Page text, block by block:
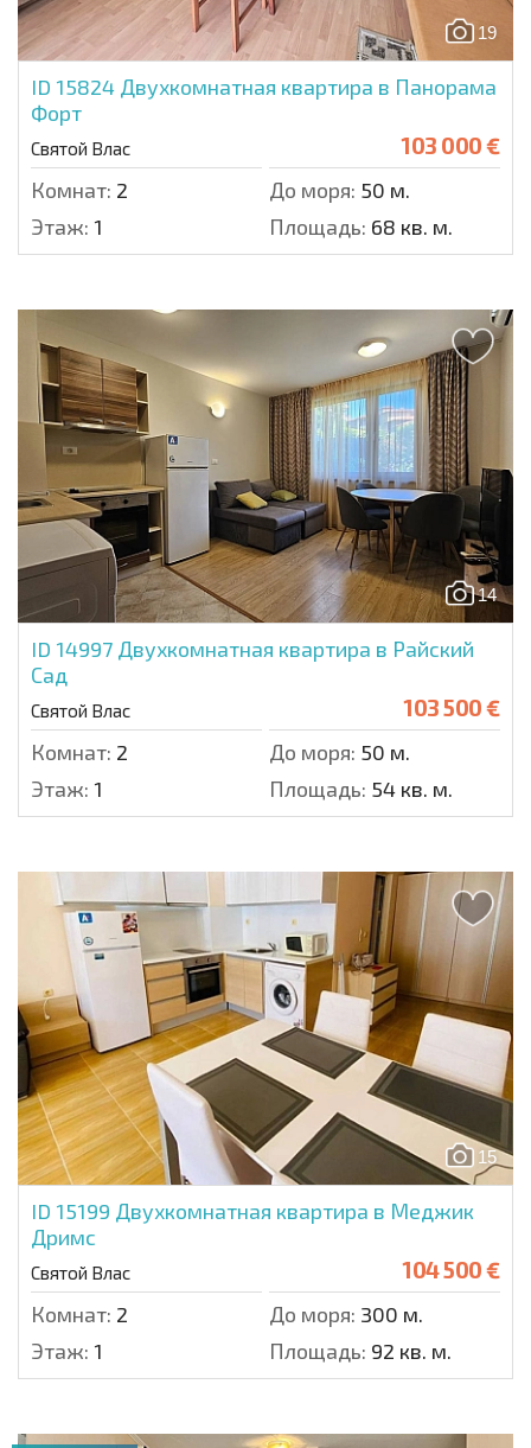
19
ID 15824 Двухкомнатная квартира в Панорама
Форт
Святой Влас 103 000 €
Комнат: 2 До моря: 50 м.
Этаж: 1 Площадь: 68 кв. м.
14
ID 14997 Двухкомнатная квартира в Райский
Сад
Святой Влас 103 500 €
Комнат: 2 До моря: 50 м.
Этаж: 1 Площадь: 54 кв. м.
15
ID 15199 Двухкомнатная квартира в Меджик
Дримс
Святой Влас 104 500 €
Комнат: 2 До моря: 300 м.
Этаж: 1 Площадь: 92 кв. м.